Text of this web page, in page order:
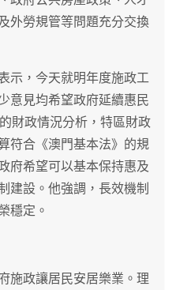
外勞規管等問題充分交換
示，今天就明年度施政工
意見均希望政府延續惠民
財政情況分析，特區財政
符合《澳門基本法》的規
府希望可以基本保持惠及
建設。他強調，長效機制
穩定。
施政讓居民安居樂業。理